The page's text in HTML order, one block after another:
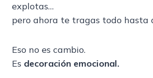
explotas…
pero ahora te tragas todo hasta
Eso no es cambio.
Es decoración emocional.